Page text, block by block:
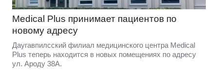
Medical Plus принимает пациентов по
новому адресу
Даугавпилсский филиал медицинского центра Medical
Plus теперь находится в новых помещениях по адресу
ул. Ароду 38А.